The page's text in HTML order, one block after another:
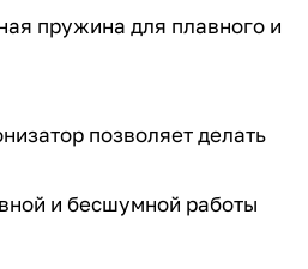
пружина для плавного и
позволяет делать
и бесшумной работы